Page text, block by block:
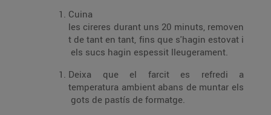
Cuina
les cireres durant uns 20 minuts, removen
t de tant en tant, fins que s'hagin estovat i
els sucs hagin espessit lleugerament.
Deixa que el farcit es refredi a
temperatura ambient abans de muntar els
gots de pastís de formatge.